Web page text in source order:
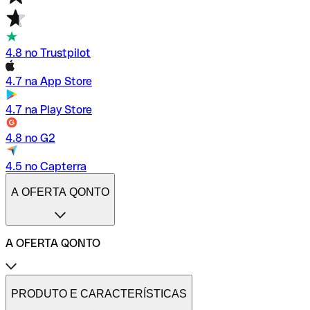
4.8 no Trustpilot
4.7 na App Store
4.7 na Play Store
4.8 no G2
4.5 no Capterra
A OFERTA QONTO
A OFERTA QONTO
Tarifas
Conta profissional online
PRODUTO E CARACTERÍSTICAS